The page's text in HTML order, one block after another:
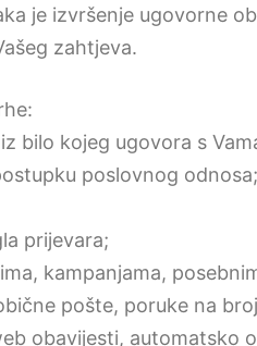
je izvršenje ugovorne
zahtjeva.
bilo kojeg ugovora s
poslovnog odnosa;
prijevara;
kampanjama,
pošte, poruke na
obavijesti, automatsko